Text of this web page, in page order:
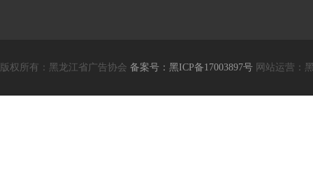
版权所有：黑龙江省广告协会 备案号：黑ICP备17003897号 网站运营：